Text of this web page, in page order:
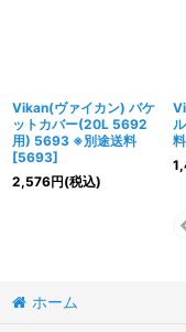
Vikan(ヴァイカン) バケ
ットカバー(20L 5692
用) 5693 ※別途送料
[5693]
2,576円(税込)
料
ホーム